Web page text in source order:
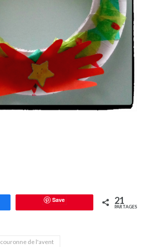
Save 21
PARTAGES
couronne de l'avent